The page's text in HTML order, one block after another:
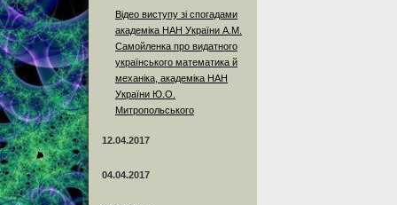
Відео виступу зі спогадами
академіка НАН України А.М.
Самойленка про видатного
українського математика й
механіка, академіка НАН
України Ю.О.
Митропольського
12.04.2017
04.04.2017